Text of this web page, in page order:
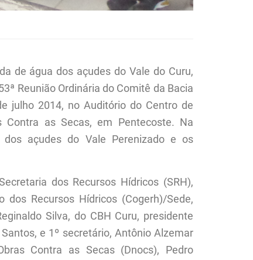
de água dos açudes do Vale do Curu,
Reunião Ordinária do Comitê da Bacia
julho 2014, no Auditório do Centro de
Contra as Secas, em Pentecoste. Na
açudes do Vale Perenizado e os
dos Recursos Hídricos (SRH),
Recursos Hídricos (Cogerh)/Sede,
Silva, do CBH Curu, presidente
e 1º secretário, Antônio Alzemar
Contra as Secas (Dnocs), Pedro